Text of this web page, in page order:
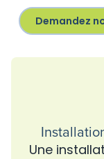
Demandez
Une